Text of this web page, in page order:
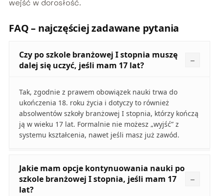
wejść w dorosłość.
FAQ – najczęściej zadawane pytania
Czy po szkole branżowej I stopnia muszę
dalej się uczyć, jeśli mam 17 lat?
Tak, zgodnie z prawem obowiązek nauki trwa do
ukończenia 18. roku życia i dotyczy to również
absolwentów szkoły branżowej I stopnia, którzy kończą
ją w wieku 17 lat. Formalnie nie możesz „wyjść” z
systemu kształcenia, nawet jeśli masz już zawód.
Jakie mam opcje kontynuowania nauki po
szkole branżowej I stopnia, jeśli mam 17
lat?